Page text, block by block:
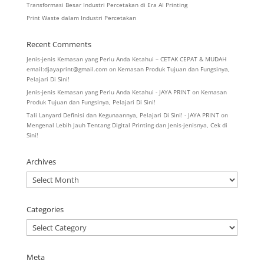
Transformasi Besar Industri Percetakan di Era AI Printing
Print Waste dalam Industri Percetakan
Recent Comments
Jenis-jenis Kemasan yang Perlu Anda Ketahui – CETAK CEPAT & MUDAH
email:djayaprint@gmail.comon Kemasan Produk Tujuan dan Fungsinya,
Pelajari Di Sini!
Jenis-jenis Kemasan yang Perlu Anda Ketahui - JAYA PRINTon Kemasan
Produk Tujuan dan Fungsinya, Pelajari Di Sini!
Tali Lanyard Definisi dan Kegunaannya, Pelajari Di Sini! - JAYA PRINTon
Mengenal Lebih Jauh Tentang Digital Printing dan Jenis-jenisnya, Cek di
Sini!
Archives
Archives
Categories
Categories
Meta